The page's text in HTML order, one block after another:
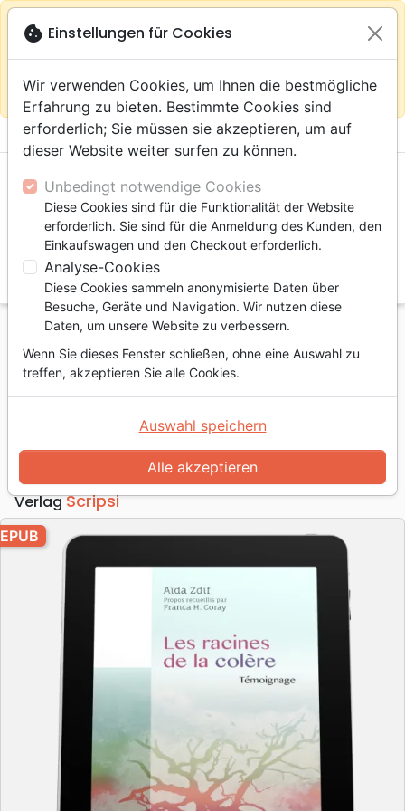
Auf der Webseite Europa bleiben close
warningGemäß
Ihrem
Einkauf im ShopDas Haus der Bibel Schweiz
menu shopping_cart
Suche
Startseite Bücher
Biographien, Zeugnisse
Racines de la colère (Les) - EBOOK
Les racines de la colère
Autor :Aïda Zdif-Franca Henriette Coray
Artikel-Nr.SCR2045-EPUB EAN9782826004479
VerlagScripsi
EPUB
cookie Einstellungen für Cookies
Wir verwenden Cookies, um Ihnen die bestmögliche
Erfahrung zu bieten. Bestimmte Cookies sind
erforderlich; Sie müssen sie akzeptieren, um auf
dieser Website weiter surfen zu können.
Unbedingt notwendige Cookies
Diese Cookies sind für die Funktionalität der Website
erforderlich. Sie sind für die Anmeldung des Kunden, den
Einkaufswagen und den Checkout erforderlich.
Analyse-Cookies
Diese Cookies sammeln anonymisierte Daten über
Besuche, Geräte und Navigation. Wir nutzen diese
Daten, um unsere Website zu verbessern.
Wenn Sie dieses Fenster schließen, ohne eine Auswahl zu
treffen, akzeptieren Sie alle Cookies.
Alle akzeptieren
Auswahl speichern